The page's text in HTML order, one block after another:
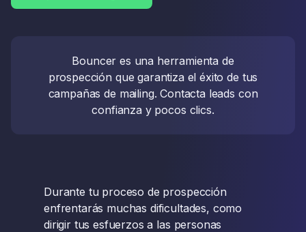
Bouncer es una herramienta de
prospección que garantiza el éxito de tus
campañas de mailing. Contacta leads con
confianza y pocos clics.
Durante tu proceso de prospección
enfrentarás muchas dificultades, como
dirigir tus esfuerzos a las personas